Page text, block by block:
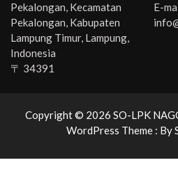
Pekalongan, Kecamatan
Pekalongan, Kabupaten
Lampung Timur, Lampung,
Indonesia
〒 34391
E-
Copyright © 2026 SO-LPK
WordPress Theme : By